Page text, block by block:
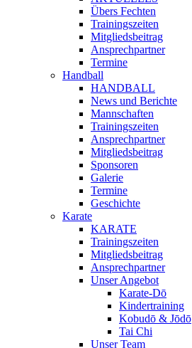
Übers Fechten
Trainingszeiten
Mitgliedsbeitrag
Ansprechpartner
Termine
Handball
HANDBALL
News und Berichte
Mannschaften
Trainingszeiten
Ansprechpartner
Mitgliedsbeitrag
Sponsoren
Galerie
Termine
Geschichte
Karate
KARATE
Trainingszeiten
Mitgliedsbeitrag
Ansprechpartner
Unser Angebot
Karate-Dō
Kindertraining
Kobudō & Jōdō
Tai Chi
Unser Team